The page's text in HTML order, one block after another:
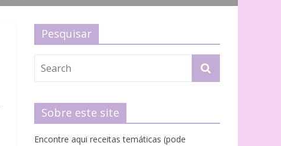
Pesquisar
Sobre este site
Encontre aqui receitas temáticas (pode